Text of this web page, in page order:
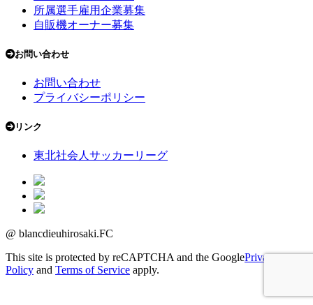
所属選手雇用企業募集
自販機オーナー募集
お問い合わせ
お問い合わせ
プライバシーポリシー
リンク
東北社会人サッカーリーグ
@ blancdieuhirosaki.FC
This site is protected by reCAPTCHA and the GooglePrivacy
Policy and Terms of Service apply.